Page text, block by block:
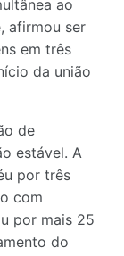
ao
afirmou ser
em três
da união
de
estável. A
por três
com
por mais 25
do